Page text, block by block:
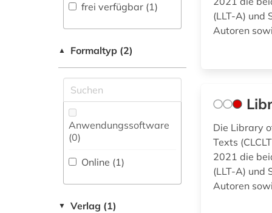
Forschung, Hochschul-,
(1
(0
Sammlung Nicht-
Textueller-Materialien
(0
Volltextdatenbank
frei verfügbar (1)
▲ Formaltyp (2)
Anwendungssoftware
(0)
Online (1)
▼ Verlag (1)
(LLT-A) und
Autoren
Die Library
Texts
2021 die
(LLT-A) und
Autoren